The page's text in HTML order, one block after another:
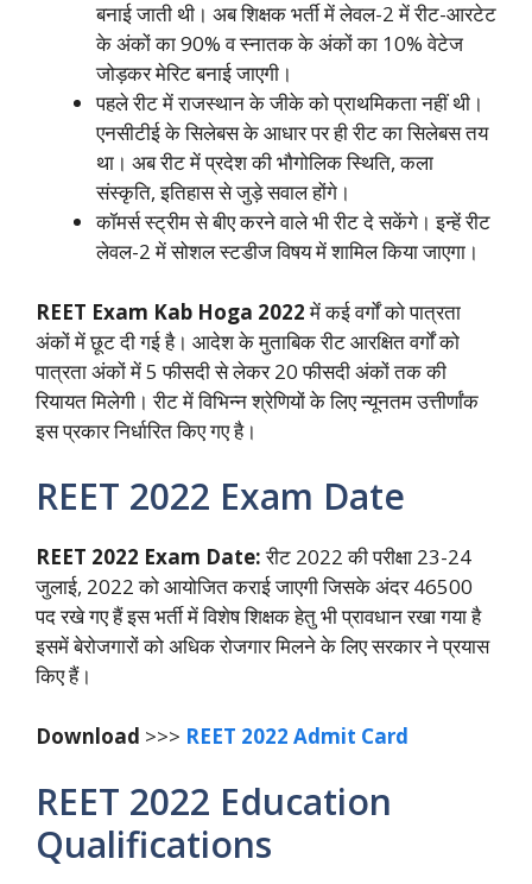
बनाई जाती थी। अब शिक्षक भर्ती में लेवल-2 में रीट-आरटेट
के अंकों का 90% व स्नातक के अंकों का 10% वेटेज
जोड़कर मेरिट बनाई जाएगी।
पहले रीट में राजस्थान के जीके को प्राथमिकता नहीं थी।
एनसीटीई के सिलेबस के आधार पर ही रीट का सिलेबस तय
था। अब रीट में प्रदेश की भौगोलिक स्थिति, कला
संस्कृति, इतिहास से जुड़े सवाल होंगे।
कॉमर्स स्ट्रीम से बीए करने वाले भी रीट दे सकेंगे। इन्हें रीट
लेवल-2 में सोशल स्टडीज विषय में शामिल किया जाएगा।
REET Exam Kab Hoga 2022में कई वर्गों को पात्रता
अंकों में छूट दी गई है। आदेश के मुताबिक रीट आरक्षित वर्गों को
पात्रता अंकों में 5 फीसदी से लेकर 20 फीसदी अंकों तक की
रियायत मिलेगी। रीट में विभिन्न श्रेणियों के लिए न्यूनतम उत्तीर्णांक
इस प्रकार निर्धारित किए गए है।
REET 2022 Exam Date
REET 2022 Exam Date:रीट 2022 की परीक्षा 23-24
जुलाई, 2022 को आयोजित कराई जाएगी जिसके अंदर 46500
पद रखे गए हैं इस भर्ती में विशेष शिक्षक हेतु भी प्रावधान रखा गया है
इसमें बेरोजगारों को अधिक रोजगार मिलने के लिए सरकार ने प्रयास
किए हैं।
Download >>> REET 2022 Admit Card
REET 2022 Education
Qualifications